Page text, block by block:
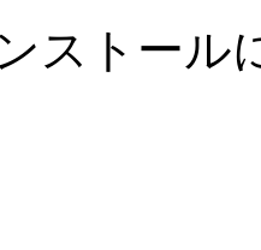
ストール